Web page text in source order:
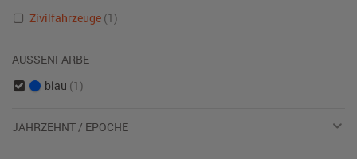
Zivilfahrzeuge (1)
AUSSENFARBE
blau (1)
JAHRZEHNT / EPOCHE